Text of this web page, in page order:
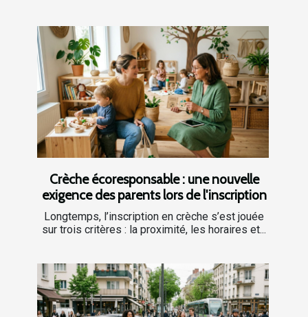
Crèche écoresponsable : une nouvelle
exigence des parents lors de l'inscription
Longtemps, l’inscription en crèche s’est jouée
sur trois critères : la proximité, les horaires et...